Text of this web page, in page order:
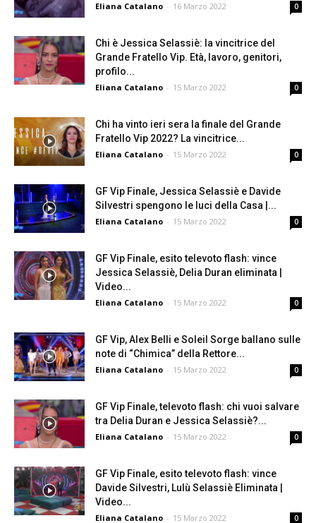
Eliana Catalano - 16 Marzo 2022 0
Chi è Jessica Selassiè: la vincitrice del
Grande Fratello Vip. Età, lavoro, genitori,
profilo...
Eliana Catalano - 15 Marzo 2022 0
Chi ha vinto ieri sera la finale del Grande
Fratello Vip 2022? La vincitrice...
Eliana Catalano - 15 Marzo 2022 0
GF Vip Finale, Jessica Selassiè e Davide
Silvestri spengono le luci della Casa |...
Eliana Catalano - 15 Marzo 2022 0
GF Vip Finale, esito televoto flash: vince
Jessica Selassiè, Delia Duran eliminata |
Video...
Eliana Catalano - 15 Marzo 2022 0
GF Vip, Alex Belli e Soleil Sorge ballano sulle
note di “Chimica” della Rettore...
Eliana Catalano - 15 Marzo 2022 0
GF Vip Finale, televoto flash: chi vuoi salvare
tra Delia Duran e Jessica Selassiè?...
Eliana Catalano - 15 Marzo 2022 0
GF Vip Finale, esito televoto flash: vince
Davide Silvestri, Lulù Selassiè Eliminata |
Video...
Eliana Catalano - 15 Marzo 2022 0